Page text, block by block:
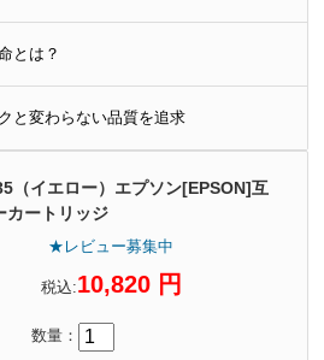
とは？
と変わらない品質を追求
（イエロー）エプソン[EPSON]互
カートリッジ
★レビュー募集中
税込:10,820 円
数量：